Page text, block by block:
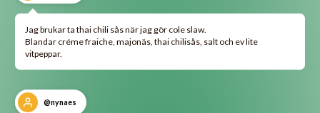
Jag brukar ta thai chili sås när jag gör cole slaw.
Blandar créme fraiche, majonäs, thai chilisås, salt och ev lite
vitpeppar.
@nynaes